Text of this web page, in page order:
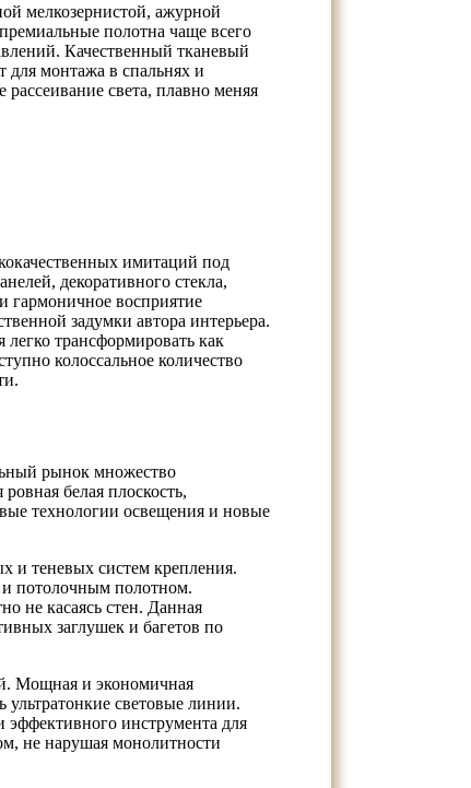
мелкозернистой, ажурной
полотна чаще всего
Качественный тканевый
для монтажа в спальнях и
света, плавно меняя
имитаций под
декоративного стекла,
гармоничное восприятие
задумки автора интерьера.
трансформировать как
колоссальное количество
рынок множество
белая плоскость,
технологии освещения и новые
и теневых систем крепления.
и потолочным полотном.
не касаясь стен. Данная
заглушек и багетов по
Мощная и экономичная
световые линии.
инструмента для
не нарушая монолитности